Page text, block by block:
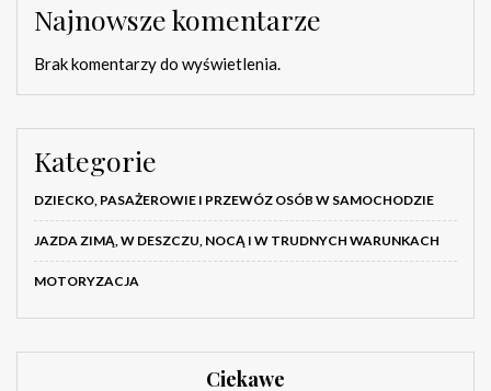
Najnowsze komentarze
Brak komentarzy do wyświetlenia.
Kategorie
DZIECKO, PASAŻEROWIE I PRZEWÓZ OSÓB W SAMOCHODZIE
JAZDA ZIMĄ, W DESZCZU, NOCĄ I W TRUDNYCH WARUNKACH
MOTORYZACJA
Ciekawe